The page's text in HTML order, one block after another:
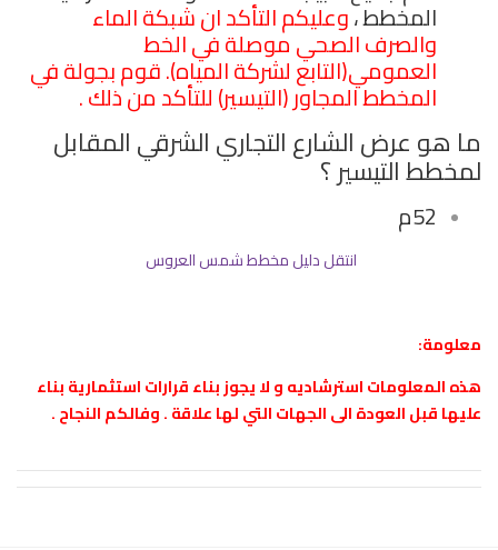
المخطط ،وعليكم التأكد ان شبكة الماء
والصرف الصحي موصلة في الخط
العمومي(التابع لشركة المياه). قوم بجولة في
المخطط المجاور (التيسير) للتأكد من ذلك .
ما هو عرض الشارع التجاري الشرقي المقابل
لمخطط التيسير ؟
52م
انتقل دليل مخطط شمس العروس
معلومة:
هذه المعلومات استرشاديه و لا يجوز بناء قرارات استثمارية بناء
عليها قبل العودة الى الجهات التي لها علاقة . وفالكم النجاح .